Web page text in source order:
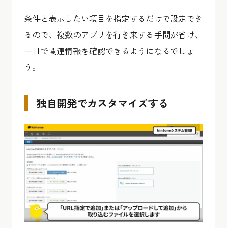
条件と表示したい項目を指定するだけで設定でき
るので、複数のアプリを行き来する手間が省け、
一目で関連情報を確認できるようになるでしょ
う。
独自開発でカスタマイズする